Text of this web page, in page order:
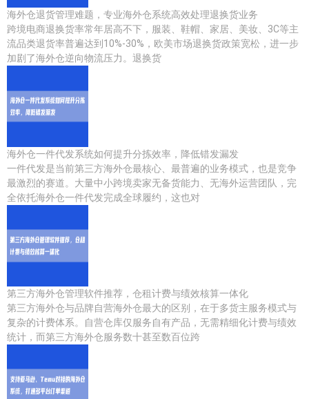
海外仓退货管理难题，专业海外仓系统高效处理退换货业务
跨境电商退换货率常年居高不下，服装、鞋帽、家居、美妆、3C等主
流品类退货率普遍达到10%-30%，欧美市场退换货政策宽松，进一步
加剧了海外仓逆向物流压力。退换货
海外仓一件代发系统如何提升分拣效率，降低错发漏发
一件代发是当前第三方海外仓最核心、最普遍的业务模式，也是竞争
最激烈的赛道。大量中小跨境卖家无备货能力、无海外运营团队，完
全依托海外仓一件代发完成全球履约，这也对
第三方海外仓管理软件推荐，仓租计费与绩效核算一体化
第三方海外仓与品牌自营海外仓最大的区别，在于多货主服务模式与
复杂的计费体系。自营仓库仅服务自有产品，无需精细化计费与绩效
统计，而第三方海外仓服务数十甚至数百位跨